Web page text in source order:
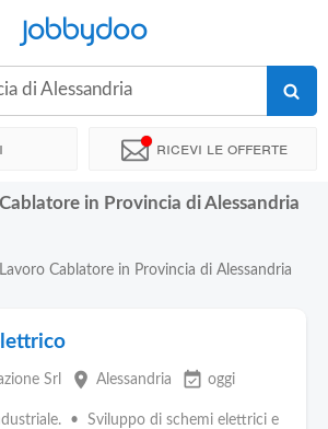
Jobbydoo
di Alessandria
Ricevi le offerte
in Provincia di Alessandria
Cablatore in Provincia di Alessandria
Srl place Alessandria event_available oggi
• Sviluppo di schemi elettrici e